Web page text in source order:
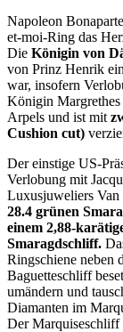
Napoleon
et-moi-Ring das
Die Königin von
von Prinz Henrik
war, insofern
Königin Margrethes
Arpels und ist mit
Cushion cut)
Der einstige US-
Verlobung mit
Luxusjuweliers
28.4 grünen
einem 2,88-
Smaragdschliff.
Ringschiene neben
Baguetteschliff
umändern und
Diamanten im
Der Marquiseschliff